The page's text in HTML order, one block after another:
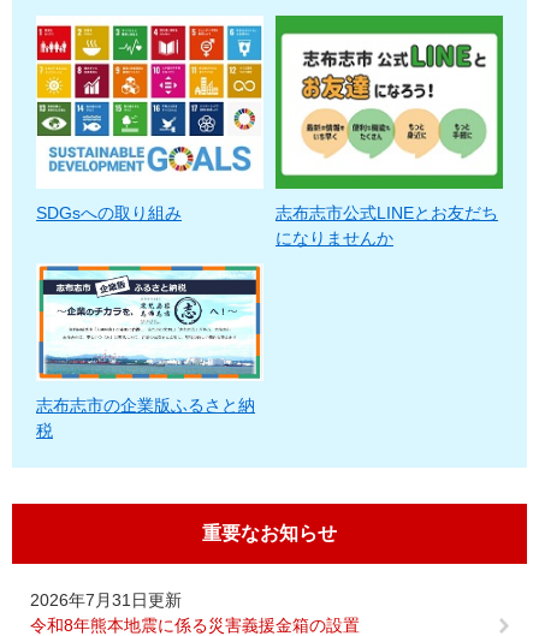
SDGsへの取り組み
志布志市公式LINEとお友だち
になりませんか
志布志市の企業版ふるさと納
税
重要なお知らせ
2026年7月31日更新
令和8年熊本地震に係る災害義援金箱の設置